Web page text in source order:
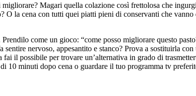
Magari quella colazione così frettolosa che
la cena con tutti quei piatti pieni di conservanti che
come un gioco: “come posso migliorare questo
nervoso, appesantito e stanco? Prova a sostituirla
il possibile per trovare un’alternativa in grado di
10 minuti dopo cena o guardare il tuo programma tv